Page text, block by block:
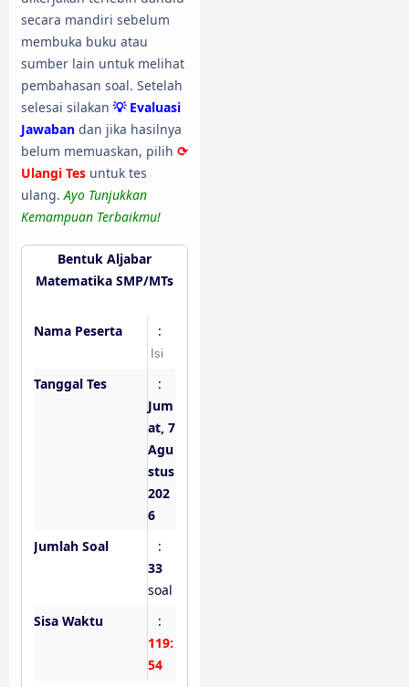
secara mandiri sebelum
membuka buku atau
sumber lain untuk melihat
pembahasan soal. Setelah
selesai silakan 💡 Evaluasi
Jawaban dan jika hasilnya
belum memuaskan, pilih ⟳
Ulangi Tes untuk tes
ulang.Ayo Tunjukkan
Kemampuan Terbaikmu!
Bentuk Aljabar
Matematika SMP/MTs
Nama Peserta :
Tanggal Tes
:
Jum
at, 7
Agu
stus
202
6
Jumlah Soal
:
33
soal
Sisa Waktu
:
119:
53